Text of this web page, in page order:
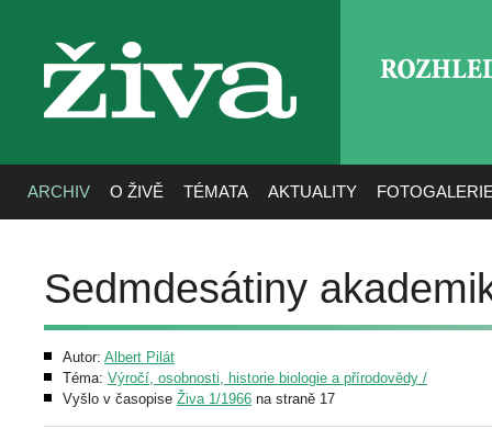
živa
ARCHIV O ŽIVĚ TÉMATA AKTUALITY
Sedmdesátiny
Autor: Albert Pilát
Téma: Výročí, osobnosti, historie biologie a přírodovědy /
Vyšlo v časopise Živa 1/1966 na straně 17